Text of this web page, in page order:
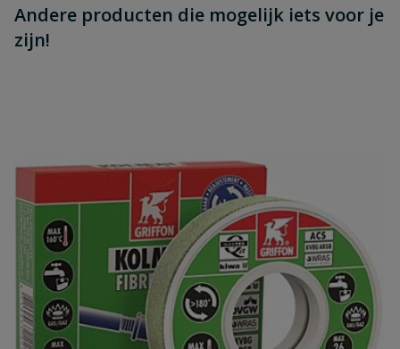
Andere producten die mogelijk iets voor je
zijn!